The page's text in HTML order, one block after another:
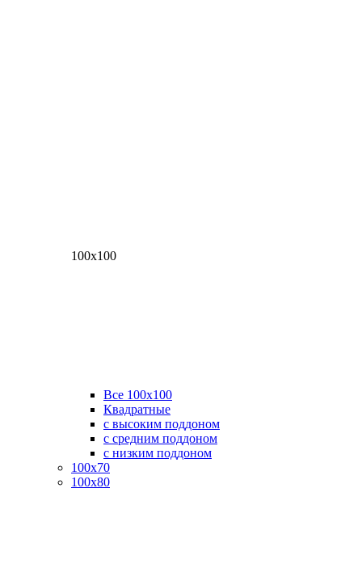
100х100
Все 100х100
Квадратные
с высоким поддоном
с средним поддоном
с низким поддоном
100х70
100х80